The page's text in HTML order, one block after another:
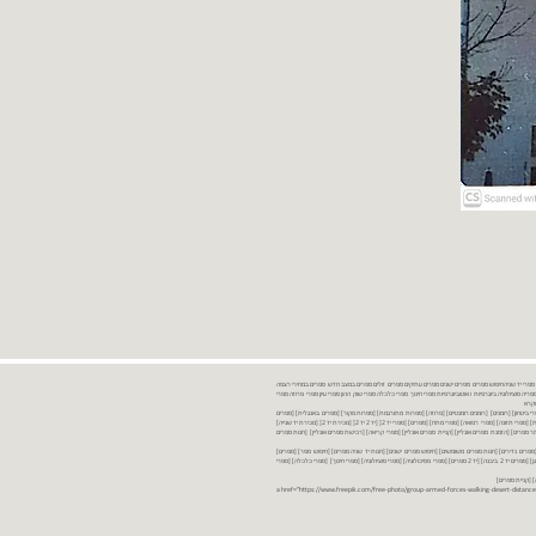
ספרים יד שניה ספרים משומשים ספרים חדשים ספרים יד 2 מכירת ספרים יד שניה ספרי יד שניהחיפוש ספרים ספרים ישנים ספרים עתיקים ספרים זולים ספרים במצב חדש ספרים במחירי רצפה
במבצע ספרים יד 2 ברמת גן ספרים יד 2 ביבנה יד 2 ספרים ספרי פסיכולוגיה ספריה סוציולוגיה ביוגרפיות ו אוטוביוגרפיות ספרי חינוך ספרי כלכלה ספרי שוק ההון ספרי עיון ספרי פרוזה ספרי
ביטחון] [רומנים] [רומנים רומנטיים] [פרוזה] [ספרות מתורגמת] [ספרות מקור] [ספרים באנגלית] [ספרים
חדשים מהחנות] [ספרים מומלצים] [ספרי בישול] [ספרי עידן חדש] [ספרי עסקים] [ספרי מורשת] [מחזות] [ספרי שירה] [ספרי בריאות] [ספרי תזונה] [ספרי רפואה] [ספרי מתח] [ספרים] [ספרי יד 2[ [יד 2 יד 2[ [מכירת יד 2[ [מכירת יד שנייה]
יד 2[ [ספר] [ספרים יד 2[ [הזמנת ספרים] [יד 2 ספרים] [ספרים בזול] [אתר ספרים] [הזמנת ספרים אונליין] [קניית ספרים אונליין] [ספרי קריאה] [רכישת ספרים אונליין] [חנות ספרים
נדירים] [חנות ספרים משומשים] [חיפוש ספרים ישנים] [חנות יד שניה ספרים] [חיפוש ספר] [ספרים]
[חנות ספרים זולים] [ספרים חדשים] [ספרים במחירי רצפה] [ספרים במשלוח חינם] [ספרים במשלוח עד הבית] [ספרים יד 2 ברמת גן] [ספרים יד 2 ביבנה] [יד 2 ספרים] [ספרי פסיכולוגיה] [ספרי סוציולוגיה] [ספרי חינוך] [ספרי כלכלה] [ספרי
[קניית ספרים]
<a href="https://www.freepik.com/free-photo/group-armed-forces-walking-desert-